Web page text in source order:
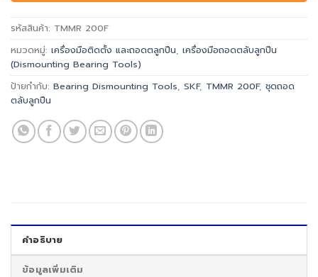
รหัสสินค้า: TMMR 200F
หมวดหมู่: เครื่องมือติดตั้ง และถอดตลูกปืน เครื่องมือถอดตลับลูกปืน
(Dismounting Bearing Tools)
ป้ายกำกับ: Bearing Dismounting Tools SKF, TMMR 200F, ชุดถอด
ตลับลูกปืน
คำอธิบาย
ข้อมูลเพิ่มเติม